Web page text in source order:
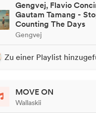
Gengvej, Flavio
Gautam Tamang -
Counting The Days
Gengvej
Zu einer Playlist
MOVE ON
Wallaskii